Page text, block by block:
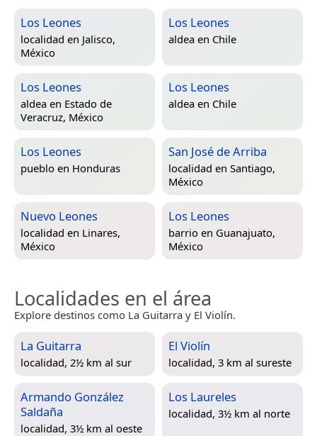
Los Leones
localidad en Jalisco,
México
Los Leones
aldea en Chile
Los Leones
aldea en Estado de
Veracruz, México
Los Leones
aldea en Chile
Los Leones
pueblo en Honduras
San José de Arriba
localidad en Santiago,
México
Nuevo Leones
localidad en Linares,
México
Los Leones
barrio en Guanajuato,
México
Localidades en el área
Explore destinos como La Guitarra y El Violín.
La Guitarra
localidad, 2½ km al sur
El Violín
localidad, 3 km al sureste
Armando González
Saldaña
localidad, 3½ km al oeste
Los Laureles
localidad, 3½ km al norte